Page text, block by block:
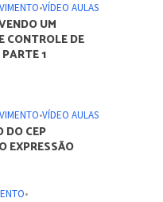
•VÍDEO AULAS
UM
CONTROLE DE
1
•VÍDEO AULAS
DO CEP
EXPRESSÃO
•